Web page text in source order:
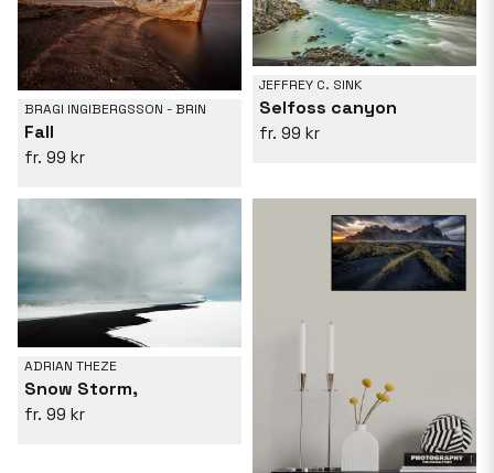
BRAGI INGIBERGSSON - BRIN
Fall
99 kr
JEFFREY C. SINK
Selfoss canyon
99 kr
ADRIAN THEZE
Snow Storm,
99 kr